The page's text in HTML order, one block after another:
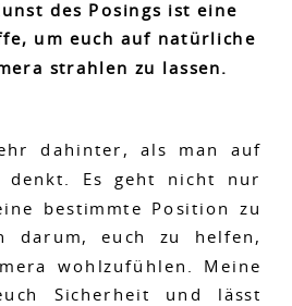
des Posings ist eine
um euch auf natürliche
strahlen zu lassen.
dahinter, als man auf
denkt. Es geht nicht nur
bestimmte Position zu
darum, euch zu helfen,
wohlzufühlen. Meine
Sicherheit und lässt